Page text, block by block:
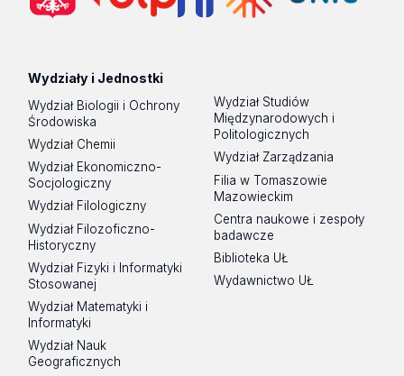
Wydziały i Jednostki
Wydział Biologii i Ochrony
Środowiska
Wydział Chemii
Wydział Ekonomiczno-
Socjologiczny
Wydział Filologiczny
Wydział Filozoficzno-
Historyczny
Wydział Fizyki i Informatyki
Stosowanej
Wydział Matematyki i
Informatyki
Wydział Nauk
Geograficznych
Wydział Studiów
Międzynarodowych i
Politologicznych
Wydział Zarządzania
Filia w Tomaszowie
Mazowieckim
Centra naukowe i zespoły
badawcze
Biblioteka UŁ
Wydawnictwo UŁ